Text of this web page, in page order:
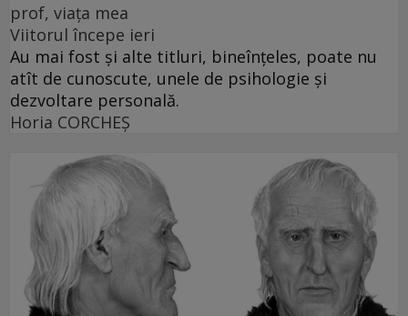
prof, viața mea
Viitorul începe ieri
Au mai fost și alte titluri, bineînțeles, poate nu
atît de cunoscute, unele de psihologie și
dezvoltare personală.
Horia CORCHEŞ